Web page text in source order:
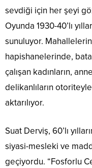
sevdiği için her şeyi
Oyunda 1930-40’lı
sunuluyor.
hapishanelerinde,
çalışan kadınların,
delikanlıların
aktarılıyor.
Suat Derviş, 60’lı
siyasi-mesleki ve
geçiyordu. “Fosforlu